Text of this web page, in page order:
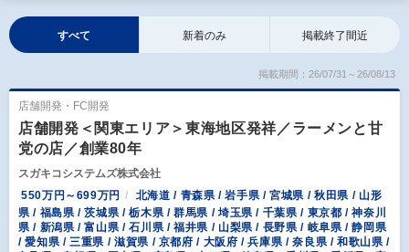
すべて 新着のみ 掲載終了間近
掲載期間：26/07/31～26/08/13
店舗開発・FC開発
店舗開発＜関東エリア＞東海地区発祥／ラーメンと甘
党の店／創業80年
スガキコシステムズ株式会社
550万円～699万円
北海道 / 青森県 / 岩手県 / 宮城県 / 秋田県 / 山形
県 / 福島県 / 茨城県 / 栃木県 / 群馬県 / 埼玉県 / 千葉県 / 東京都 / 神奈川
県 / 新潟県 / 富山県 / 石川県 / 福井県 / 山梨県 / 長野県 / 岐阜県 / 静岡県
/ 愛知県 / 三重県 / 滋賀県 / 京都府 / 大阪府 / 兵庫県 / 奈良県 / 和歌山県 /